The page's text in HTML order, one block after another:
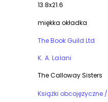
13.8x21.6
miękka okładka
The Book Guild Ltd
K. A. Lalani
The Calloway Sisters